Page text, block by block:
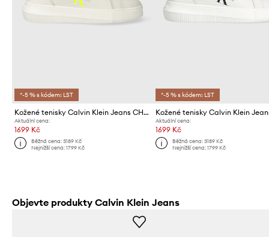
*-5 % s kódem: LST
Kožené tenisky Calvin Klein Jeans CHUNKY CUPSOLE MONO LTH WN
Aktuální cena:
1699 Kč
Běžná cena:3189 Kč
Nejnižší cena:1799 Kč
*-5 % s kódem: LST
Aktuální cena:
1699 Kč
Běžná cena: 3189 Kč
Nejnižší cena: 1799 Kč
Objevte produkty Calvin Klein Jeans